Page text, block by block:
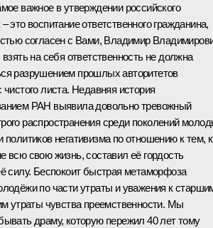
важное в утверждении российского
это воспитание ответственного гражданина,
согласен с Вами, Владимир
взять на себя ответственность не должна
разрушением прошлых авторитетов
листа. Недавняя история
РАН выявила довольно тревожный
распространения среди поколений
политиков негативизма по отношению к тем,
всю свою жизнь, составил её гордость
силу. Беспокоит быстрая метаморфоза
по части утраты и уважения к
утраты чувства преемственности. Мы
драму, которую пережил 40 лет тому